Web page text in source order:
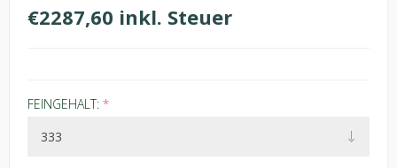
€2287,60 inkl. Steuer
FEINGEHALT: *